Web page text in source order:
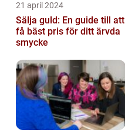
21 april 2024
Sälja guld: En guide till att
få bäst pris för ditt ärvda
smycke